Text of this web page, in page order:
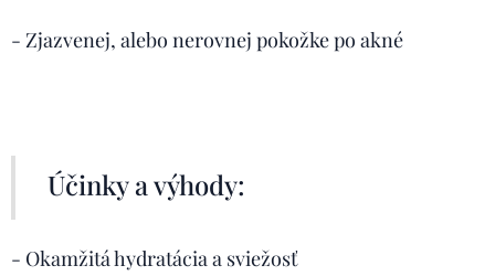
- Zjazvenej, alebo nerovnej pokožke po akné
Účinky a výhody:
- Okamžitá hydratácia a sviežosť